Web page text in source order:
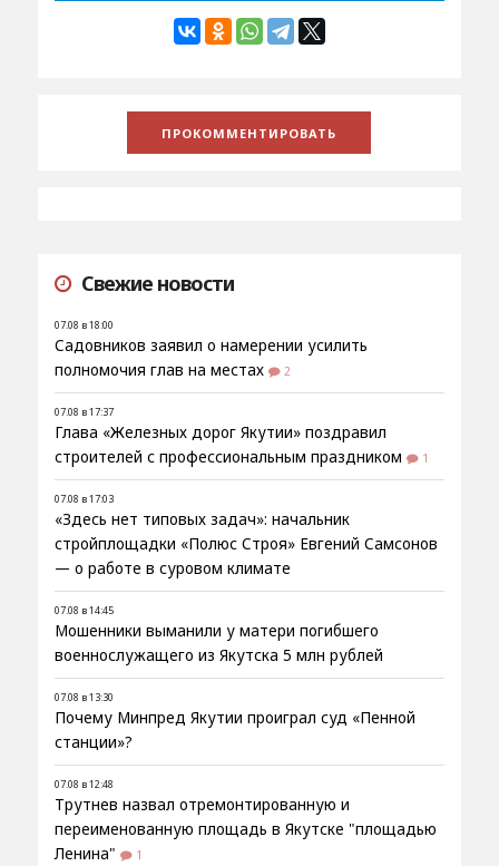
Свежие новости
07.08 в 18:00
Садовников заявил о намерении усилить
полномочия глав на местах
2
07.08 в 17:37
Глава «Железных дорог Якутии» поздравил
строителей с профессиональным праздником
1
07.08 в 17:03
«Здесь нет типовых задач»: начальник
стройплощадки «Полюс Строя» Евгений Самсонов
— о работе в суровом климате
07.08 в 14:45
Мошенники выманили у матери погибшего
военнослужащего из Якутска 5 млн рублей
07.08 в 13:30
Почему Минпред Якутии проиграл суд «Пенной
станции»?
07.08 в 12:48
Трутнев назвал отремонтированную и
переименованную площадь в Якутске "площадью
Ленина"
1